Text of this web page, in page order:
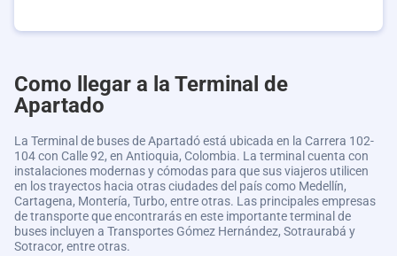
Como llegar a la Terminal de
Apartado
La Terminal de buses de Apartadó está ubicada en la Carrera 102-
104 con Calle 92, en Antioquia, Colombia. La terminal cuenta con
instalaciones modernas y cómodas para que sus viajeros utilicen
en los trayectos hacia otras ciudades del país como Medellín,
Cartagena, Montería, Turbo, entre otras. Las principales empresas
de transporte que encontrarás en este importante terminal de
buses incluyen a Transportes Gómez Hernández, Sotraurabá y
Sotracor, entre otras.